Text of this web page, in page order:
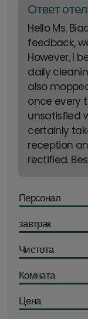
Ответ
Hello Ms.
feedback,
However, I
daily
also
once every
unsatisfied
certainly
reception
rectified.
Персонал
завтрак
Чистота
Комната
Цена